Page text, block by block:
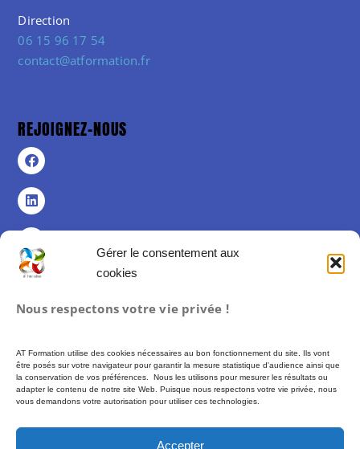
Gérer le consentement aux
cookies
Nous respectons votre vie privée !
AT Formation utilise des cookies nécessaires au bon fonctionnement du site. Ils vont
être posés sur votre navigateur pour garantir la mesure statistique d'audience ainsi que
la conservation de vos préférences. Nous les utilisons pour mesurer les résultats ou
adapter le contenu de notre site Web. Puisque nous respectons votre vie privée, nous
vous demandons votre autorisation pour utiliser ces technologies.
Accepter
Direction
06 15 96 17 54
contact@atformation.fr
REJOIGNEZ-NOUS
Politique de cookies (UE)
Conditions Générales de Vente
possible via des fonds publics (CPF, France Travail…) soumis à conditions